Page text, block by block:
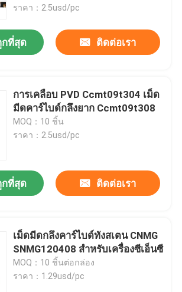
ราคา：2.5usd/pc
กที่สุด ติดต่อเรา
การเคลือบ PVD Ccmt09t304 เม็ด
มีดคาร์ไบด์กลึงยาก Ccmt09t308
MOQ：10 ชิ้น
ราคา：2.5usd/pc
กที่สุด ติดต่อเรา
เม็ดมีดกลึงคาร์ไบด์ทังสเตน CNMG
SNMG120408 สำหรับเครื่องซีเอ็นซี
MOQ：10 ชิ้นต่อกล่อง
ราคา：1.29usd/pc